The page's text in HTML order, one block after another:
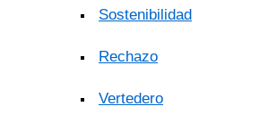
Sostenibilidad
Rechazo
Vertedero